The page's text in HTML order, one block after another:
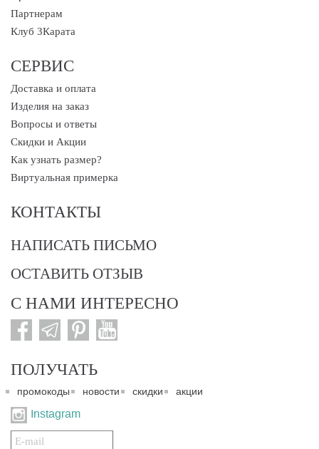
Партнерам
Клуб 3Карата
СЕРВИС
Доставка и оплата
Изделия на заказ
Вопросы и ответы
Скидки и Акции
Как узнать размер?
Виртуальная примерка
КОНТАКТЫ
НАПИСАТЬ ПИСЬМО
ОСТАВИТЬ ОТЗЫВ
С НАМИ ИНТЕРЕСНО
ПОЛУЧАТЬ
промокоды новости скидки акции
Instagram
Подписаться